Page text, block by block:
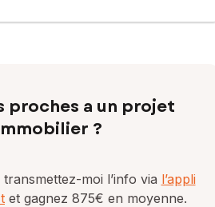
proches a un projet
?
moi l’info via l’appli
et gagnez 875€ en moyenne.